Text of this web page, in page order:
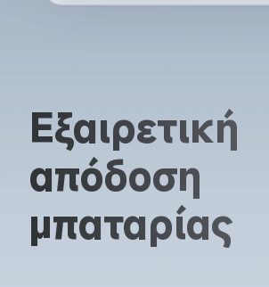
Εξαιρετική
απόδοση
μπαταρίας